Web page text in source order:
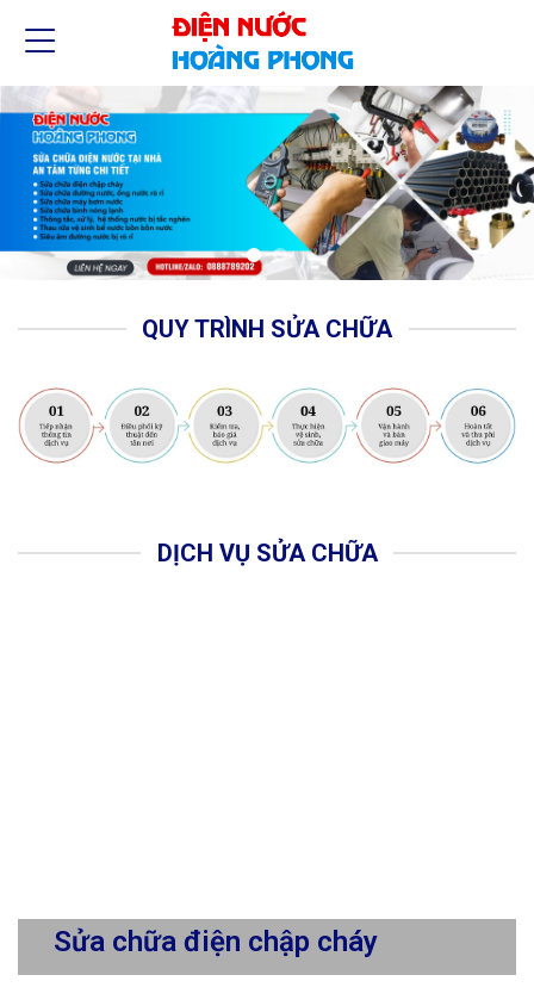
QUY TRÌNH SỬA CHỮA
DỊCH VỤ SỬA CHỮA
Sửa chữa điện chập cháy